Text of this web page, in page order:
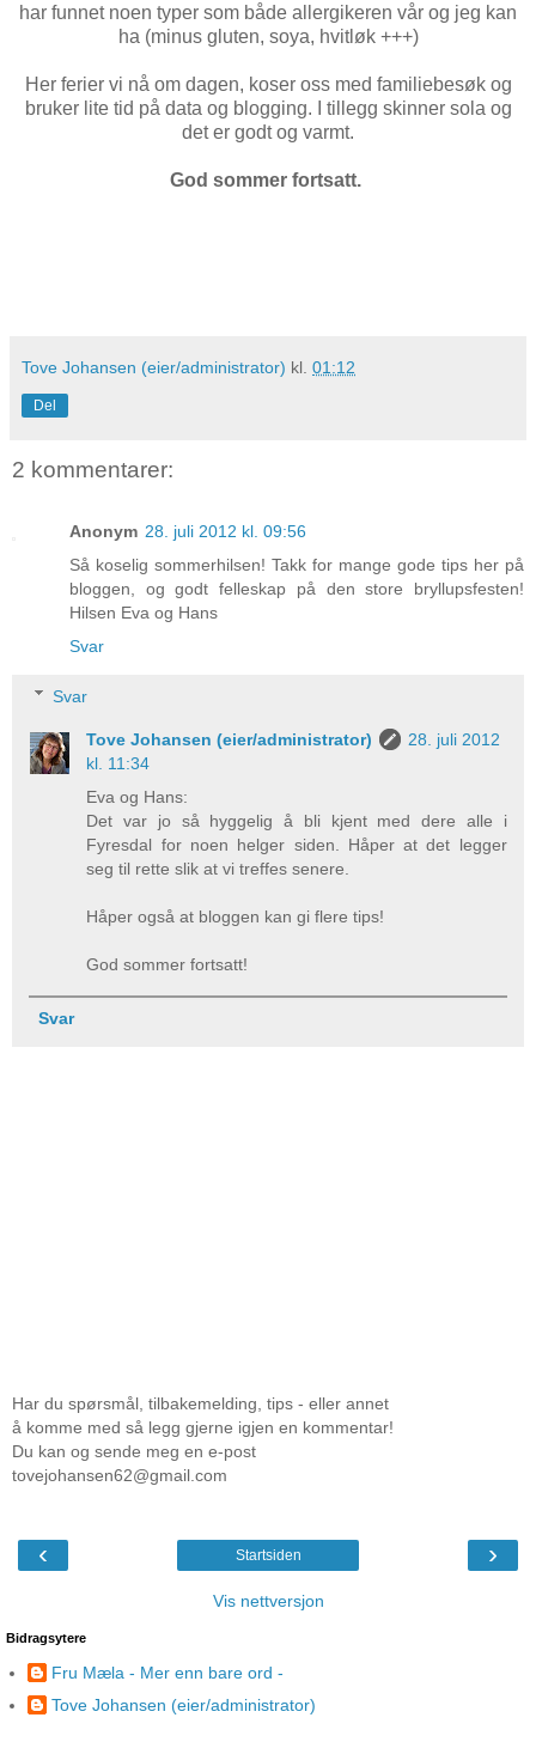
har funnet noen typer som både allergikeren vår og jeg kan
ha (minus gluten, soya, hvitløk +++)
Her ferier vi nå om dagen, koser oss med familiebesøk og
bruker lite tid på data og blogging. I tillegg skinner sola og
det er godt og varmt.
God sommer fortsatt.
Tove Johansen (eier/administrator) kl. 01:12
Del
2 kommentarer:
Anonym 28. juli 2012 kl. 09:56
Så koselig sommerhilsen! Takk for mange gode tips her på
bloggen, og godt felleskap på den store bryllupsfesten!
Hilsen Eva og Hans
Svar
Svar
Tove Johansen (eier/administrator)
28. juli 2012
kl. 11:34
Eva og Hans:
Det var jo så hyggelig å bli kjent med dere alle i
Fyresdal for noen helger siden. Håper at det legger
seg til rette slik at vi treffes senere.
Håper også at bloggen kan gi flere tips!
God sommer fortsatt!
Svar
Har du spørsmål, tilbakemelding, tips - eller annet
å komme med så legg gjerne igjen en kommentar!
Du kan og sende meg en e-post
tovejohansen62@gmail.com
‹ ›
Startsiden
Vis nettversjon
Bidragsytere
Fru Mæla - Mer enn bare ord -
Tove Johansen (eier/administrator)